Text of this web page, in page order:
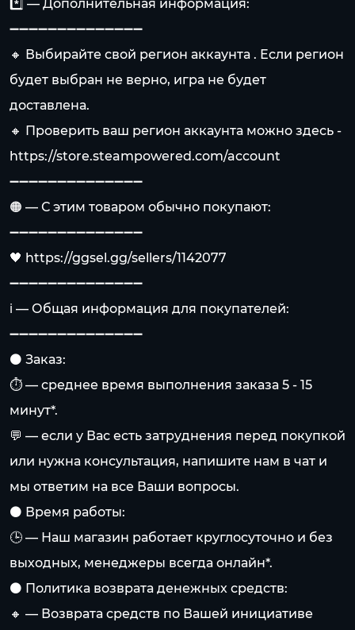
*️⃣ — Дополнительная информация:
➖➖➖➖➖➖➖➖➖➖➖➖➖➖
🔸 Выбирайте свой регион аккаунта . Если регион
будет выбран не верно, игра не будет
доставлена.
🔸 Проверить ваш регион аккаунта можно здесь -
https://store.steampowered.com/account
➖➖➖➖➖➖➖➖➖➖➖➖➖➖
🟠 — С этим товаром обычно покупают:
➖➖➖➖➖➖➖➖➖➖➖➖➖➖
🖤 https://ggsel.gg/sellers/1142077
➖➖➖➖➖➖➖➖➖➖➖➖➖➖
ℹ️ — Общая информация для покупателей:
➖➖➖➖➖➖➖➖➖➖➖➖➖➖
⚫️ Заказ:
⏱️ — среднее время выполнения заказа 5 - 15
минут*.
💬 — если у Вас есть затруднения перед покупкой
или нужна консультация, напишите нам в чат и
мы ответим на все Ваши вопросы.
⚫️ Время работы:
🕒 — Наш магазин работает круглосуточно и без
выходных, менеджеры всегда онлайн*.
⚫️ Политика возврата денежных средств:
🔸 — Возврата средств по Вашей инициативе